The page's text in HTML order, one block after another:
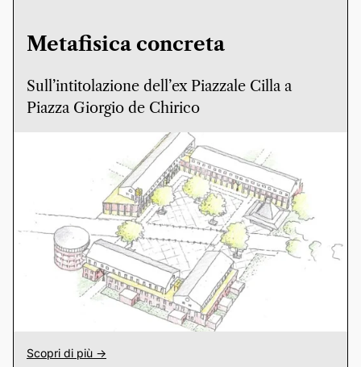
Metafisica concreta
Sull’intitolazione dell’ex Piazzale Cilla a
Piazza Giorgio de Chirico
Scopri di più ->